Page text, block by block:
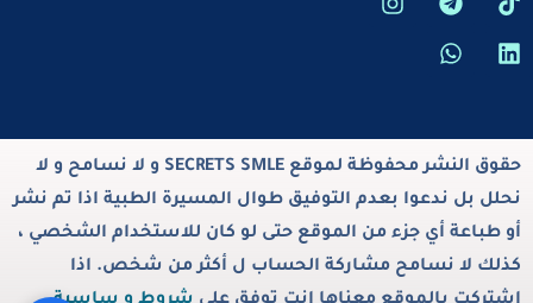
حقوق النشر محفوظة لموقع SECRETS SMLE و لا نسامح و لا
نحلل بل ندعوا بعدم التوفيق طوال المسيرة الطبية اذا تم نشر
أو طباعة أي جزء من الموقع حتى لو كان للاستخدام الشخصي ،
كذلك لا نسامح مشاركة الحساب ل أكثر من شخص. اذا